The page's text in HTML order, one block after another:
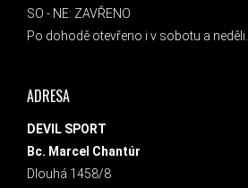
SO - NE: ZAVŘENO
Po dohodě otevřeno i v sobotu a neděli.
ADRESA
DEVIL SPORT
Bc. Marcel Chantúr
Dlouhá 1458/8